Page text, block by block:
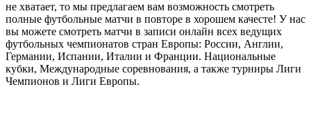
не хватает, то мы предлагаем вам возможность смотреть
полные футбольные матчи в повторе в хорошем качесте! У нас
вы можете смотреть матчи в записи онлайн всех ведущих
футбольных чемпионатов стран Европы: России, Англии,
Германии, Испании, Италии и Франции. Национальные
кубки, Международные соревнования, а также турниры Лиги
Чемпионов и Лиги Европы.